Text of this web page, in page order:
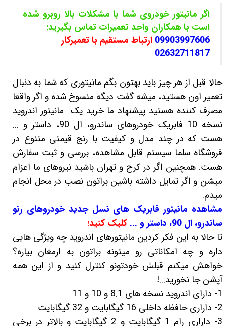
اگر مانیتور خودروی شما با مشکلات بالا روبرو شده
است با همکاران واحد تعمیرات تماس بگیرید:
09903997606 ارتباط مستقیم با تعمیرکار
02632711817
حالا قبل از هر چیز باید بهتون بگم مانیتوری که شما به دنبال
تعمیر اون هستید، میشه گفت دیگه منسوخ شده و اگر واقعا
مصرف کننده هستید پیشنهاد ما خرید یک مانیتور اندروید
نسخه 10 فابریک خودروهای ساندرو، ال 90، داستر و ...
هست که در چند مدل و کیفیت با رنج قیمتی متنوع در
فروشگاه سلما سیستم قابل مشاهده، بررسی و ثبت سفارش
هست. همچنین اگر در کرج و تهران باشید نیروهای ما اعزام
میشن و اگر تمایل داشته باشین براتون نصب در محل انجام
میدم.
مشاهده مانیتور فابریک های نسل جدید خودروهای رنو
ساندرو، ال 90، داستر و ...
کلیک کنید!
تا حالا به این فکر کردین مانیتورهای اندروید چه ویژگی هایی
داره و چه امکاناتی رو میتونه براتون به ارمغان بیاره؟
خواهش میکنم قبلش خودتونو کنترل کنید و از این همه
آپشن جا نخورید...!
1- دارای اندروید نسخه های 8.1 و 10 و 11
2- داراری حافظه داخلی 16 گیگابایت و 32 گیگابایت
3- داراری رام 1 گیگابایت و 2 گیگابایت و بالاتر در برخی